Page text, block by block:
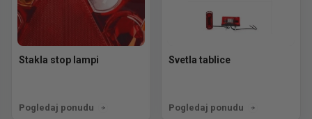
Stakla stop lampi
Pogledaj ponudu
Svetla tablice
Pogledaj ponudu